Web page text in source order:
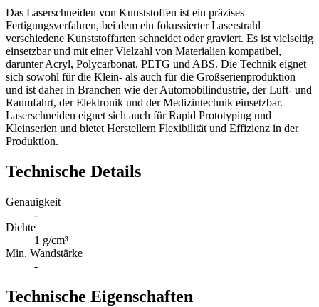
Das Laserschneiden von Kunststoffen ist ein präzises
Fertigungsverfahren, bei dem ein fokussierter Laserstrahl
verschiedene Kunststoffarten schneidet oder graviert. Es ist vielseitig
einsetzbar und mit einer Vielzahl von Materialien kompatibel,
darunter Acryl, Polycarbonat, PETG und ABS. Die Technik eignet
sich sowohl für die Klein- als auch für die Großserienproduktion
und ist daher in Branchen wie der Automobilindustrie, der Luft- und
Raumfahrt, der Elektronik und der Medizintechnik einsetzbar.
Laserschneiden eignet sich auch für Rapid Prototyping und
Kleinserien und bietet Herstellern Flexibilität und Effizienz in der
Produktion.
Technische Details
Genauigkeit
-
Dichte
1 g/cm³
Min. Wandstärke
-
Technische Eigenschaften